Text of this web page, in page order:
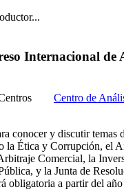
Internacional de
Centro de
conocer y discutir temas
la Ética y Corrupción, el
Comercial, la
y la Junta de
obligatoria a partir del